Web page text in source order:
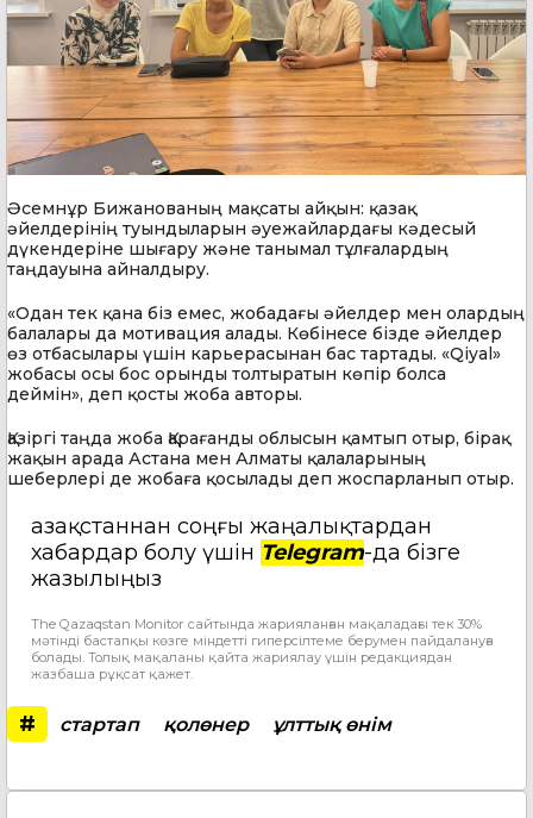
Әсемнұр Бижанованың мақсаты айқын: қазақ
әйелдерінің туындыларын әуежайлардағы кәдесый
дүкендеріне шығару және танымал тұлғалардың
таңдауына айналдыру.
«Одан тек қана біз емес, жобадағы әйелдер мен олардың
балалары да мотивация алады. Көбінесе бізде әйелдер
өз отбасылары үшін карьерасынан бас тартады. «Qiyal»
жобасы осы бос орынды толтыратын көпір болса
деймін», деп қосты жоба авторы.
Қазіргі таңда жоба Қарағанды облысын қамтып отыр, бірақ
жақын арада Астана мен Алматы қалаларының
шеберлері де жобаға қосылады деп жоспарланып отыр.
Қазақстаннан соңғы жаңалықтардан
хабардар болу үшін Telegram-да бізге
жазылыңыз
The Qazaqstan Monitor сайтында жарияланған мақаладағы тек 30%
мәтінді бастапқы көзге міндетті гиперсілтеме берумен пайдалануға
болады. Толық мақаланы қайта жариялау үшін редакциядан
жазбаша рұқсат қажет.
# стартап қолөнер ұлттық өнім